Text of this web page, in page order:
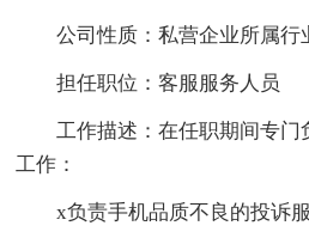
公司性质：私营企业所属行
担任职位：客服服务人员
工作描述：在任职期间专门
工作：
x负责手机品质不良的投诉